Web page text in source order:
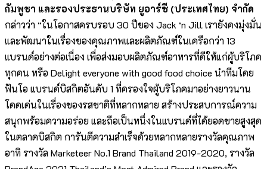
กัมพูชา และรองประธานบริษัท ยูอาร์ซี (ประเทศไทย) จำกัด
กล่าวว่า “ในโอกาสครบรอบ 30 ปีของ Jack ‘n Jill เรายังคงมุ่งมั่น
และพัฒนาในเรื่องของคุณภาพและผลิตภัณฑ์ในเครือกว่า 13
แบรนด์อย่างต่อเนื่อง เพื่อส่งมอบผลิตภัณฑ์อาหารที่ดีให้แก่ผู้บริโภค
ทุกคน หรือ Delight everyone with good food choice นำทีมโดย
ฟันโอ แบรนด์บิสกิตอันดับ 1 ที่ครองใจผู้บริโภคมาอย่างยาวนาน
โดดเด่นในเรื่องของรสชาติที่หลากหลาย สร้างประสบการณ์ความ
สนุกพร้อมความอร่อย และถือเป็นหนึ่งในแบรนด์ที่ได้ยอดขายสูงสุด
ในตลาดบิสกิต การันตีความสำเร็จด้วยหลากหลายรางวัลคุณภาพ
อาทิ รางวัล Marketeer No.1 Brand Thailand 2019-2020, รางวัล